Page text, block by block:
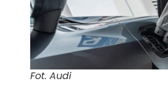
Fot. Audi